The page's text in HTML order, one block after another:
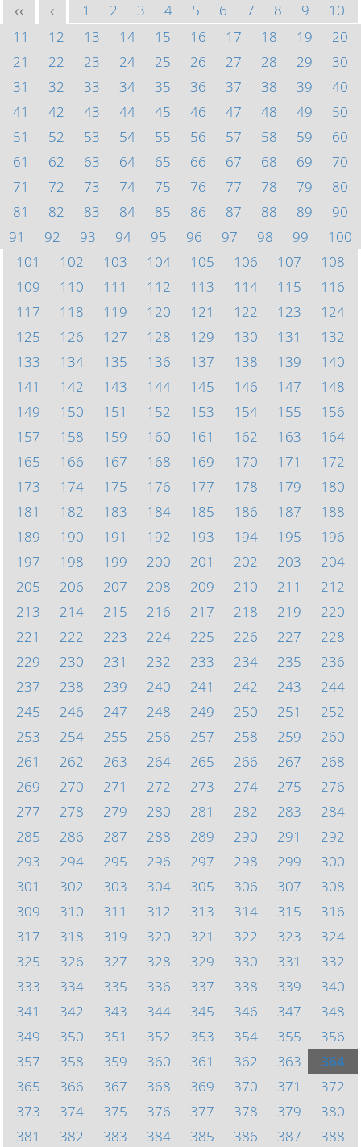
<< < 1 2 3 4 5 6 7 8 9
10
11
12 13 14 15 16 17 18 19
20
21
22 23 24 25 26 27 28 29
30
31
32 33 34 35 36 37 38 39
40
41
42 43 44 45 46 47 48 49
50
51
52 53 54 55 56 57 58 59
60
61
62 63 64 65 66 67 68 69
70
71
72 73 74 75 76 77 78 79
80
81
82 83 84 85 86 87 88 89
90
91
92 93 94 95 96 97 98 99
100
101
102 103 104 105 106 107
108
109
110 111 112 113 114 115
116
117
118 119 120 121 122 123
124
125
126 127 128 129 130 131
132
133
134 135 136 137 138 139
140
141
142 143 144 145 146 147
148
149
150 151 152 153 154 155
156
157
158 159 160 161 162 163
164
165
166 167 168 169 170 171
172
173
174 175 176 177 178 179
180
181
182 183 184 185 186 187
188
189
190 191 192 193 194 195
196
197
198 199 200 201 202 203
204
205
206 207 208 209 210 211
212
213
214 215 216 217 218 219
220
221
222 223 224 225 226 227
228
229
230 231 232 233 234 235
236
237
238 239 240 241 242 243
244
245
246 247 248 249 250 251
252
253
254 255 256 257 258 259
260
261
262 263 264 265 266 267
268
269
270 271 272 273 274 275
276
277
278 279 280 281 282 283
284
285
286 287 288 289 290 291
292
293
294 295 296 297 298 299
300
301
302 303 304 305 306 307
308
309
310 311 312 313 314 315
316
317
318 319 320 321 322 323
324
325
326 327 328 329 330 331
332
333
334 335 336 337 338 339
340
341
342 343 344 345 346 347
348
349
350 351 352 353 354 355
356
357
358 359 360 361 362 363
364
365
366 367 368 369 370 371
372
373
374 375 376 377 378 379
380
381
382 383 384 385 386 387 388